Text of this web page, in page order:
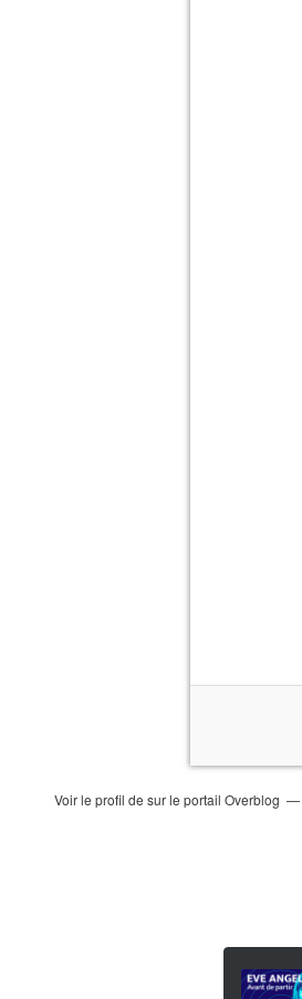
Voir le profil de sur le portail Overblog